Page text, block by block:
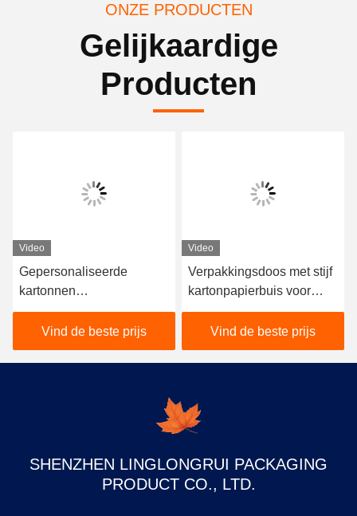
ONZE PRODUCTEN
Gelijkaardige
Producten
Video
Verpakkingsdoos met stijf
kartonpapierbuis voor
cosmetische lippengloze
producten
Vind de beste prijs
Video
Rigid Paper Tube
Cosmetische Verpakking
voor Essentiële Olie
Essentie Dropper Fles
30ml 40ml
Vind de beste prijs
SHENZHEN LINGLONGRUI PACKAGING
PRODUCT CO., LTD.